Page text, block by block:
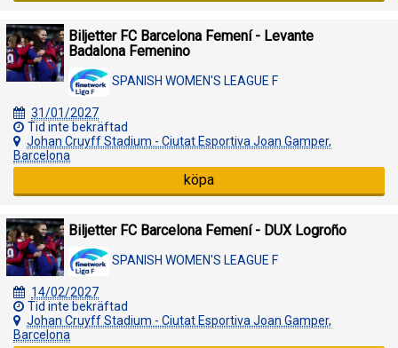
Biljetter FC Barcelona Femení - Levante
Badalona Femenino
SPANISH WOMEN'S LEAGUE F
31/01/2027
Tid inte bekräftad
Johan Cruyff Stadium - Ciutat Esportiva Joan Gamper,
Barcelona
köpa
Biljetter FC Barcelona Femení - DUX Logroño
SPANISH WOMEN'S LEAGUE F
14/02/2027
Tid inte bekräftad
Johan Cruyff Stadium - Ciutat Esportiva Joan Gamper,
Barcelona